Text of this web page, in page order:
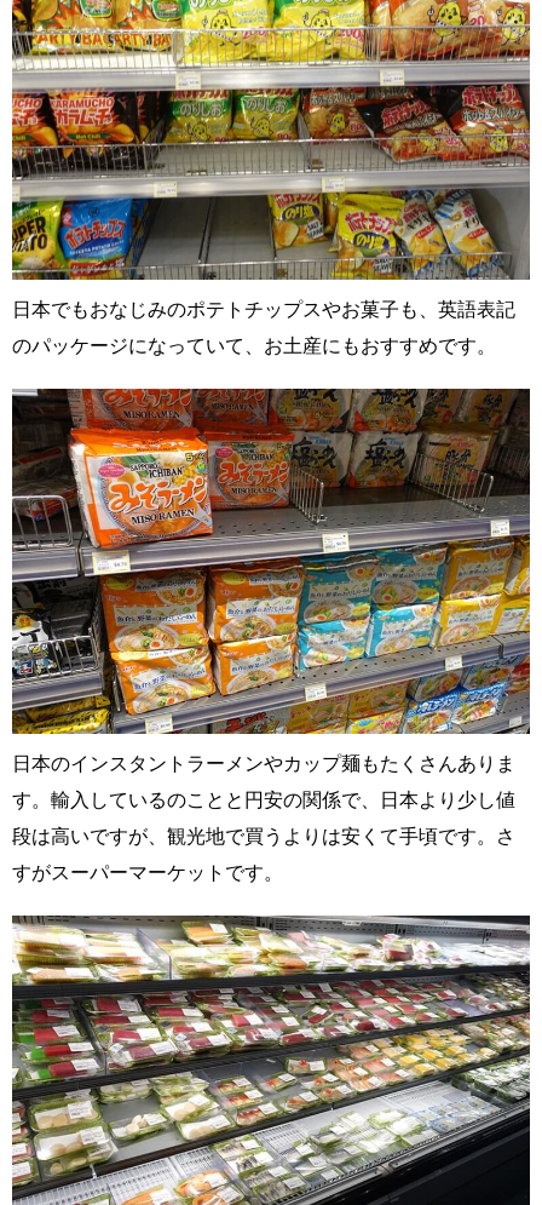
日本でもおなじみのポテトチップスやお菓子も、英語表記
のパッケージになっていて、お土産にもおすすめです。
日本のインスタントラーメンやカップ麺もたくさんありま
す。輸入しているのことと円安の関係で、日本より少し値
段は高いですが、観光地で買うよりは安くて手頃です。さ
すがスーパーマーケットです。